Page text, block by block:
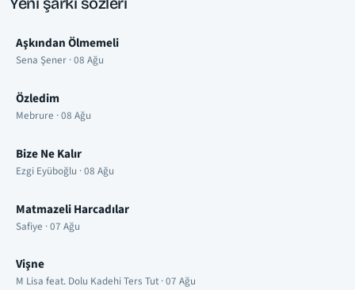
Aşkından Ölmemeli
Sena Şener · 08 Ağu
Özledim
Mebrure · 08 Ağu
Bize Ne Kalır
Ezgi Eyüboğlu · 08 Ağu
Matmazeli Harcadılar
Safiye · 07 Ağu
Vişne
M Lisa feat. Dolu Kadehi Ters Tut · 07 Ağu